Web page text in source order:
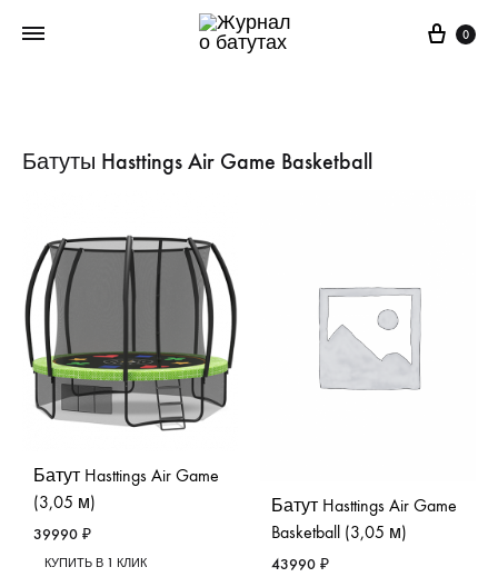
0
Батуты Hasttings Air Game Basketball
Батут Hasttings Air Game
(3,05 м)
39990 ₽
КУПИТЬ В 1 КЛИК
Батут Hasttings Air Game
Basketball (3,05 м)
43990 ₽